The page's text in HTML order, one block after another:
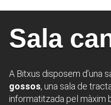
Sala
A Bitxus disposem d’una
gossos, una sala de
informatitzada pel màxim